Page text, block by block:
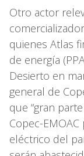
Otro actor
quienes Atlas
de energía
Desierto en
general de
que “gran
Copec-
eléctrico del